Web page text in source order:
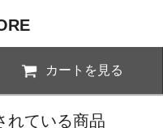
カートを見る
れている商品